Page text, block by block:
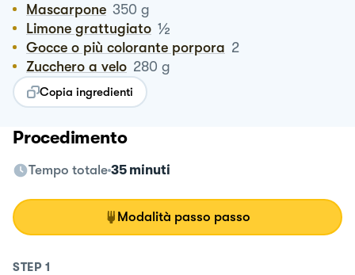
Mascarpone 350 g
Limone grattugiato ½
Gocce o più colorante porpora 2
Zucchero a velo 280 g
Copia ingredienti
Procedimento
Tempo totale 35 minuti
Modalità passo passo
STEP 1